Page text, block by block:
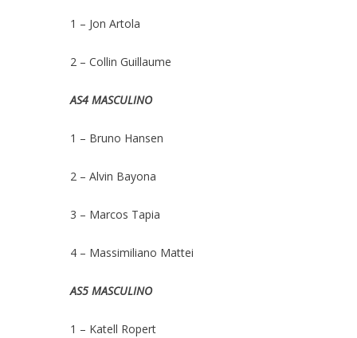
1 – Jon Artola
2 – Collin Guillaume
AS4 MASCULINO
1 – Bruno Hansen
2 – Alvin Bayona
3 – Marcos Tapia
4 – Massimiliano Mattei
AS5 MASCULINO
1 – Katell Ropert